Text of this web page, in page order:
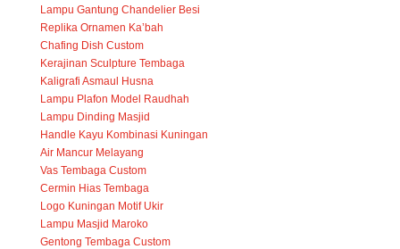
Lampu Gantung Chandelier Besi
Replika Ornamen Ka’bah
Chafing Dish Custom
Kerajinan Sculpture Tembaga
Kaligrafi Asmaul Husna
Lampu Plafon Model Raudhah
Lampu Dinding Masjid
Handle Kayu Kombinasi Kuningan
Air Mancur Melayang
Vas Tembaga Custom
Cermin Hias Tembaga
Logo Kuningan Motif Ukir
Lampu Masjid Maroko
Gentong Tembaga Custom